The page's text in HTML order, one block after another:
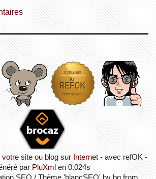
site ou blog sur Internet - avec refOK -
par PluXmlen 0.024s
SEO / Thème 'blancSEO' by bg from